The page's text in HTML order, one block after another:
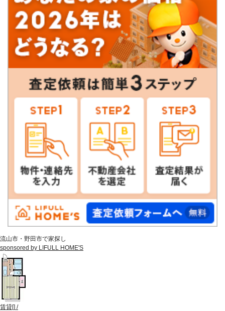
流山市・野田市で家探し
sponsored by LIFULL HOME'S
賃貸[] /